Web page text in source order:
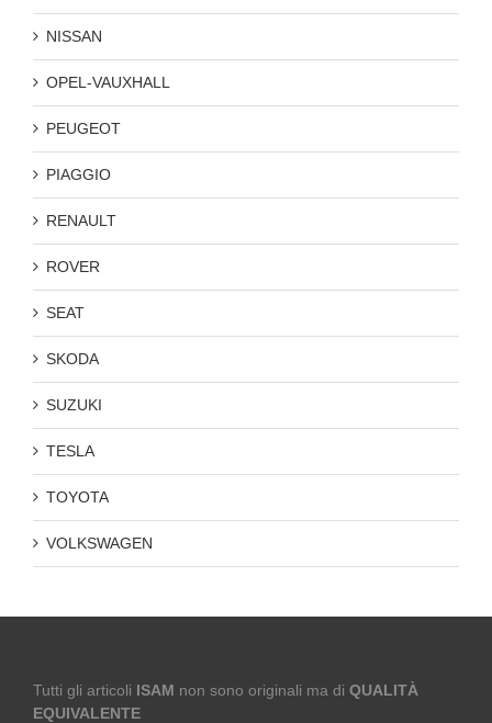
NISSAN
OPEL-VAUXHALL
PEUGEOT
PIAGGIO
RENAULT
ROVER
SEAT
SKODA
SUZUKI
TESLA
TOYOTA
VOLKSWAGEN
Tutti gli articoli ISAM non sono originali ma di QUALITÀ
EQUIVALENTE